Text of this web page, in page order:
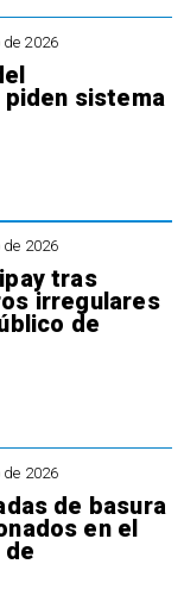
de 2026
sistema
de 2026
tras
irregulares
de
de 2026
de basura
en el